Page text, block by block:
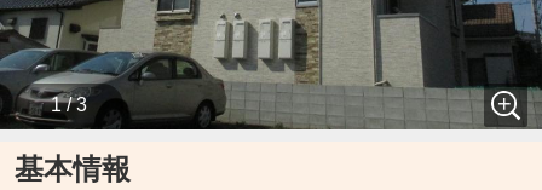
1 / 3
基本情報